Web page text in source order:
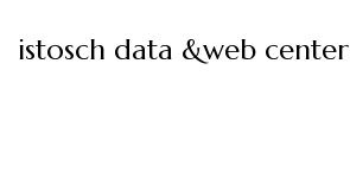
istosch data &web center